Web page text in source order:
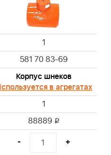
1
581 70 83-69
Корпус шнеков
в агрегатах
1
88889 i
- +